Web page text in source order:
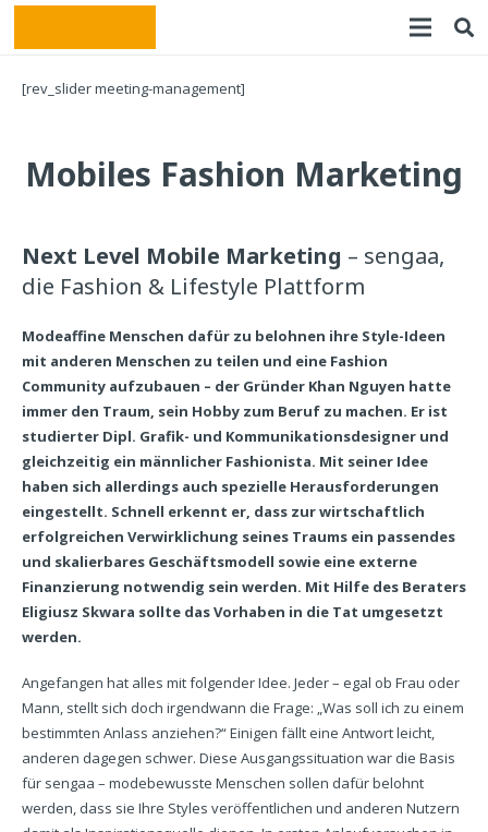
[rev_slider meeting-management]
Mobiles Fashion Marketing
Next Level Mobile Marketing – sengaa,
die Fashion & Lifestyle Plattform
Modeaffine Menschen dafür zu belohnen ihre Style-Ideen
mit anderen Menschen zu teilen und eine Fashion
Community aufzubauen – der Gründer Khan Nguyen hatte
immer den Traum, sein Hobby zum Beruf zu machen. Er ist
studierter Dipl. Grafik- und Kommunikationsdesigner und
gleichzeitig ein männlicher Fashionista. Mit seiner Idee
haben sich allerdings auch spezielle Herausforderungen
eingestellt. Schnell erkennt er, dass zur wirtschaftlich
erfolgreichen Verwirklichung seines Traums ein passendes
und skalierbares Geschäftsmodell sowie eine externe
Finanzierung notwendig sein werden. Mit Hilfe des Beraters
Eligiusz Skwara sollte das Vorhaben in die Tat umgesetzt
werden.
Angefangen hat alles mit folgender Idee. Jeder – egal ob Frau oder
Mann, stellt sich doch irgendwann die Frage: „Was soll ich zu einem
bestimmten Anlass anziehen?“ Einigen fällt eine Antwort leicht,
anderen dagegen schwer. Diese Ausgangssituation war die Basis
für sengaa – modebewusste Menschen sollen dafür belohnt
werden, dass sie Ihre Styles veröffentlichen und anderen Nutzern